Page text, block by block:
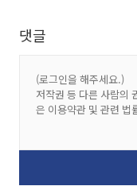
댓글